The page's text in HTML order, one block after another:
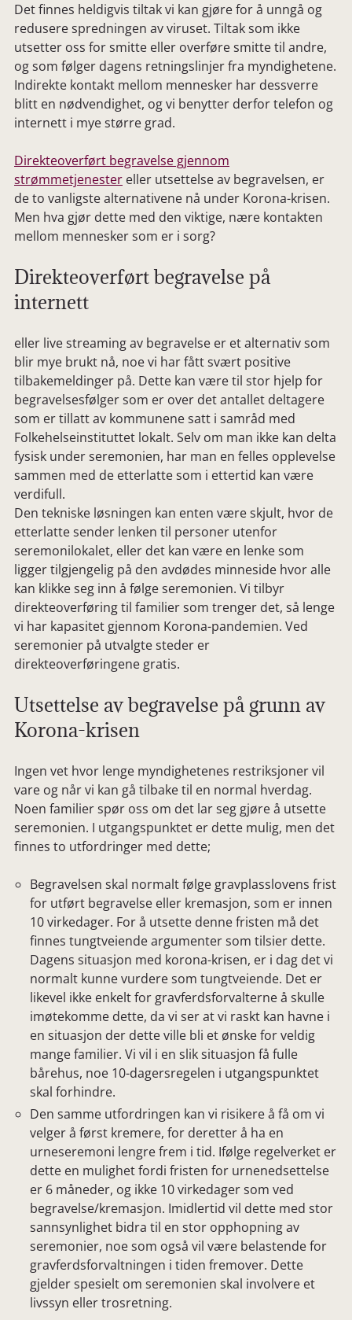
Det finnes heldigvis tiltak vi kan gjøre for å unngå og
redusere spredningen av viruset. Tiltak som ikke
utsetter oss for smitte eller overføre smitte til andre,
og som følger dagens retningslinjer fra myndighetene.
Indirekte kontakt mellom mennesker har dessverre
blitt en nødvendighet, og vi benytter derfor telefon og
internett i mye større grad.
Direkteoverført begravelse gjennom
strømmetjenester eller utsettelse av begravelsen, er
de to vanligste alternativene nå under Korona-krisen.
Men hva gjør dette med den viktige, nære kontakten
mellom mennesker som er i sorg?
Direkteoverført begravelse på
internett
eller live streaming av begravelse er et alternativ som
blir mye brukt nå, noe vi har fått svært positive
tilbakemeldinger på. Dette kan være til stor hjelp for
begravelsesfølger som er over det antallet deltagere
som er tillatt av kommunene satt i samråd med
Folkehelseinstituttet lokalt. Selv om man ikke kan delta
fysisk under seremonien, har man en felles opplevelse
sammen med de etterlatte som i ettertid kan være
verdifull.
Den tekniske løsningen kan enten være skjult, hvor de
etterlatte sender lenken til personer utenfor
seremonilokalet, eller det kan være en lenke som
ligger tilgjengelig på den avdødes minneside hvor alle
kan klikke seg inn å følge seremonien. Vi tilbyr
direkteoverføring til familier som trenger det, så lenge
vi har kapasitet gjennom Korona-pandemien. Ved
seremonier på utvalgte steder er
direkteoverføringene gratis.
Utsettelse av begravelse på grunn av
Korona-krisen
Ingen vet hvor lenge myndighetenes restriksjoner vil
vare og når vi kan gå tilbake til en normal hverdag.
Noen familier spør oss om det lar seg gjøre å utsette
seremonien. I utgangspunktet er dette mulig, men det
finnes to utfordringer med dette;
Begravelsen skal normalt følge gravplasslovens frist
for utført begravelse eller kremasjon, som er innen
10 virkedager. For å utsette denne fristen må det
finnes tungtveiende argumenter som tilsier dette.
Dagens situasjon med korona-krisen, er i dag det vi
normalt kunne vurdere som tungtveiende. Det er
likevel ikke enkelt for gravferdsforvalterne å skulle
imøtekomme dette, da vi ser at vi raskt kan havne i
en situasjon der dette ville bli et ønske for veldig
mange familier. Vi vil i en slik situasjon få fulle
bårehus, noe 10-dagersregelen i utgangspunktet
skal forhindre.
Den samme utfordringen kan vi risikere å få om vi
velger å først kremere, for deretter å ha en
urneseremoni lengre frem i tid. Ifølge regelverket er
dette en mulighet fordi fristen for urnenedsettelse
er 6 måneder, og ikke 10 virkedager som ved
begravelse/kremasjon. Imidlertid vil dette med stor
sannsynlighet bidra til en stor opphopning av
seremonier, noe som også vil være belastende for
gravferdsforvaltningen i tiden fremover. Dette
gjelder spesielt om seremonien skal involvere et
livssyn eller trosretning.